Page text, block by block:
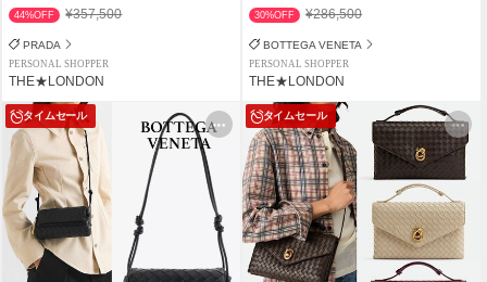
44%OFF ¥357,500
PRADA
PERSONAL SHOPPER
THE★LONDON
30%OFF ¥286,500
BOTTEGA VENETA
PERSONAL SHOPPER
THE★LONDON
タイムセール タイムセール